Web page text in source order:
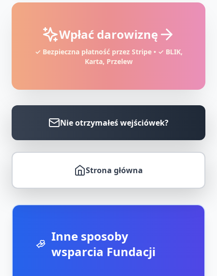
Wpłać darowiznę
✓ Bezpieczna płatność przez Stripe • ✓ BLIK,
Karta, Przelew
Nie otrzymałeś wejściówek?
Strona główna
Inne sposoby
wsparcia Fundacji